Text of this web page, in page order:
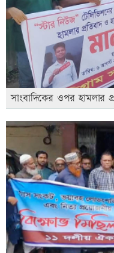
সাংবাদিকের ওপর হামলার